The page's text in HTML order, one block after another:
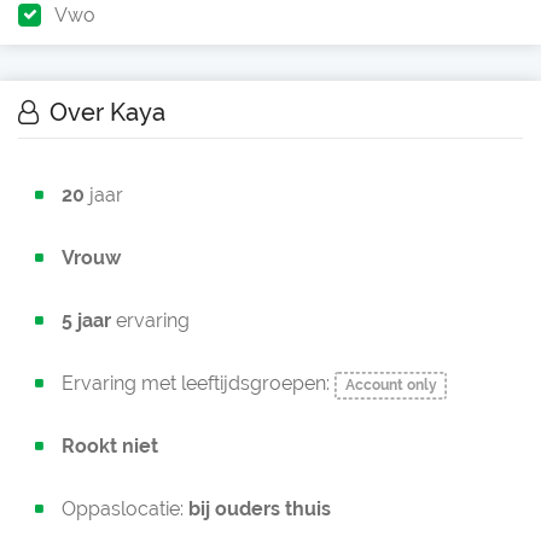
Vwo
Over Kaya
20 jaar
Vrouw
5 jaar ervaring
Ervaring met leeftijdsgroepen: Account only
Rookt niet
Oppaslocatie: bij ouders thuis